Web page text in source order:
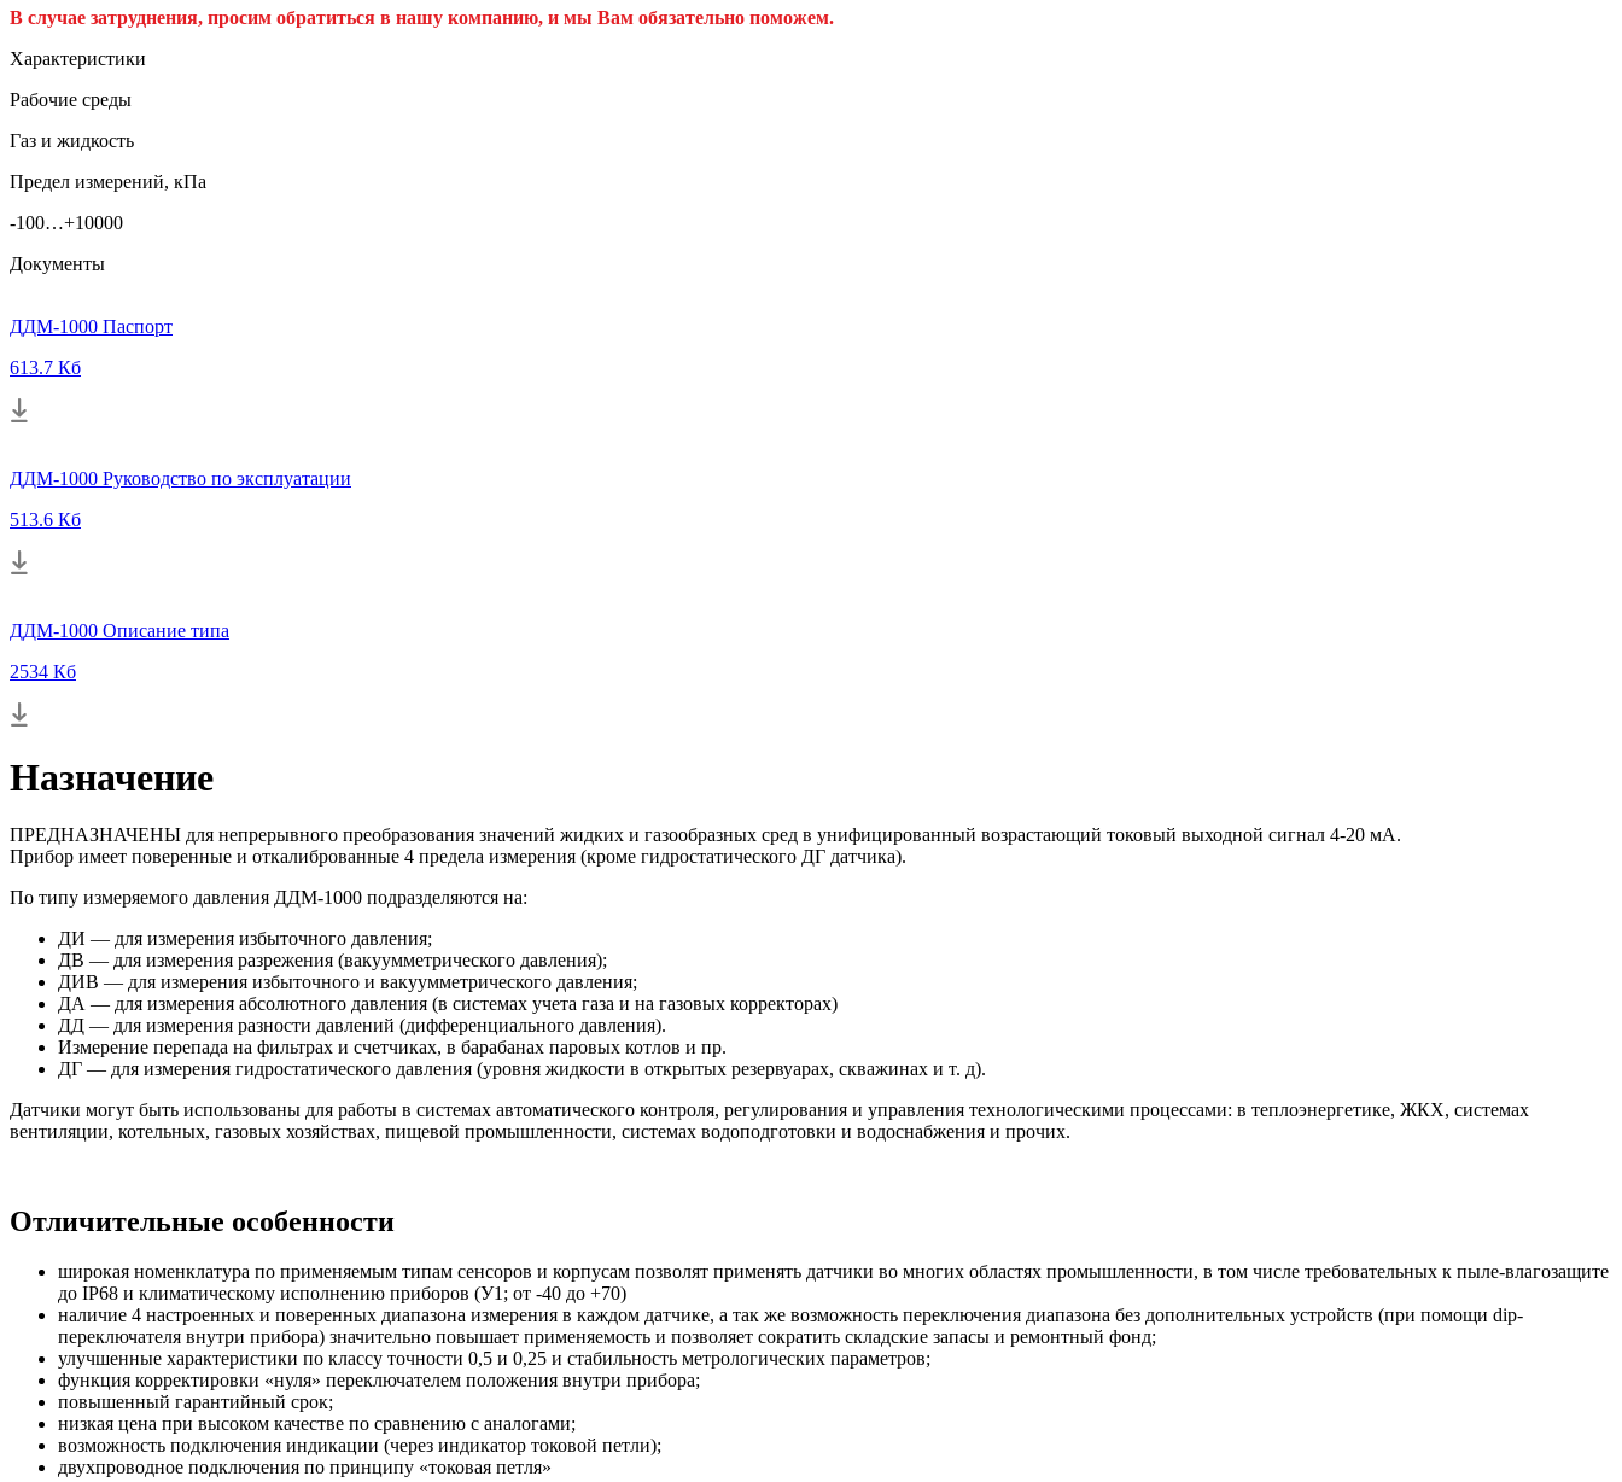
В случае затруднения, просим обратиться в нашу компанию, и мы Вам обязательно поможем.
Характеристики
Рабочие среды
Газ и жидкость
Предел измерений, кПа
-100…+10000
Документы
ДДМ-1000 Паспорт
613.7 Кб
ДДМ-1000 Руководство по эксплуатации
513.6 Кб
ДДМ-1000 Описание типа
2534 Кб
Назначение
ПРЕДНАЗНАЧЕНЫ для непрерывного преобразования значений жидких и газообразных сред в унифицированный возрастающий токовый выходной сигнал 4-20 мА.
Прибор имеет поверенные и откалиброванные 4 предела измерения (кроме гидростатического ДГ датчика).
По типу измеряемого давления ДДМ-1000 подразделяются на:
ДИ — для измерения избыточного давления;
ДВ — для измерения разрежения (вакуумметрического давления);
ДИВ — для измерения избыточного и вакуумметрического давления;
ДА — для измерения абсолютного давления (в системах учета газа и на газовых корректорах)
ДД — для измерения разности давлений (дифференциального давления).
Измерение перепада на фильтрах и счетчиках, в барабанах паровых котлов и пр.
ДГ — для измерения гидростатического давления (уровня жидкости в открытых резервуарах, скважинах и т. д).
Датчики могут быть использованы для работы в системах автоматического контроля, регулирования и управления технологическими процессами: в теплоэнергетике, ЖКХ, системах
вентиляции, котельных, газовых хозяйствах, пищевой промышленности, системах водоподготовки и водоснабжения и прочих.
Отличительные особенности
широкая номенклатура по применяемым типам сенсоров и корпусам позволят применять датчики во многих областях промышленности, в том числе требовательных к пыле-влагозащите
до IP68 и климатическому исполнению приборов (У1; от -40 до +70)
наличие 4 настроенных и поверенных диапазона измерения в каждом датчике, а так же возможность переключения диапазона без дополнительных устройств (при помощи dip-
переключателя внутри прибора) значительно повышает применяемость и позволяет сократить складские запасы и ремонтный фонд;
улучшенные характеристики по классу точности 0,5 и 0,25 и стабильность метрологических параметров;
функция корректировки «нуля» переключателем положения внутри прибора;
повышенный гарантийный срок;
низкая цена при высоком качестве по сравнению с аналогами;
возможность подключения индикации (через индикатор токовой петли);
двухпроводное подключения по принципу «токовая петля»